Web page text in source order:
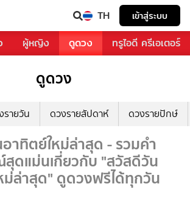
TH เข้าสู่ระบบ
ผู้หญิง ดูดวง ทรูไอดี ครีเอเตอร์
ดูดวง
รายวัน ดวงรายสัปดาห์ ดวงรายปักษ์
าทิตย์ใหม่ล่าสุด - รวมคำ
ดแม่นเกี่ยวกับ "สวัสดีวัน
ม่ล่าสุด" ดูดวงฟรีได้ทุกวัน